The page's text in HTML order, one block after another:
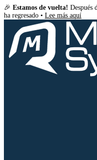
🎉 Estamos de vuelta! Después
ha regresado • Lee más aquí